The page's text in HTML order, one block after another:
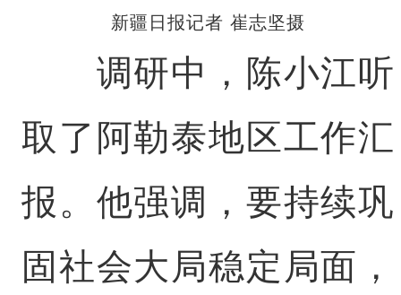
新疆日报记者 崔志坚摄
调研中，陈小江听
取了阿勒泰地区工作汇
报。他强调，要持续巩
固社会大局稳定局面，